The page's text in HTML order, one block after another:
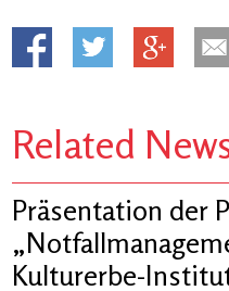
Related
Präsentation der
Kulturerbe-